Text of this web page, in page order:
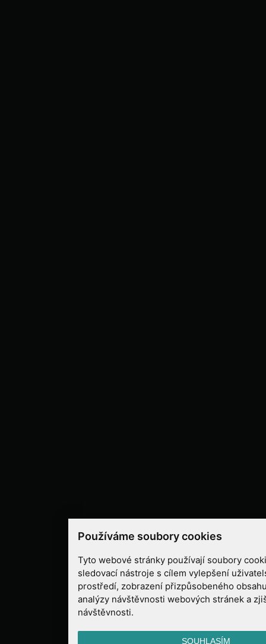
Používáme soubory cookies
Tyto webové stránky používají soubory
sledovací nástroje s cílem vylepšení
prostředí, zobrazení přizpůsobeného
analýzy návštěvnosti webových stránek a
návštěvnosti.
SOUHLASÍM